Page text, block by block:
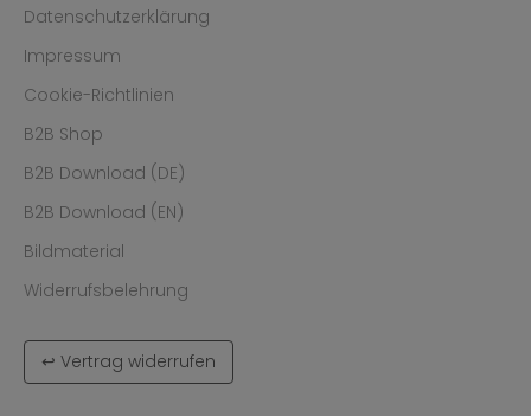
Datenschutzerklärung
Impressum
Cookie-Richtlinien
B2B Shop
B2B Download (DE)
B2B Download (EN)
Bildmaterial
Widerrufsbelehrung
↩ Vertrag widerrufen